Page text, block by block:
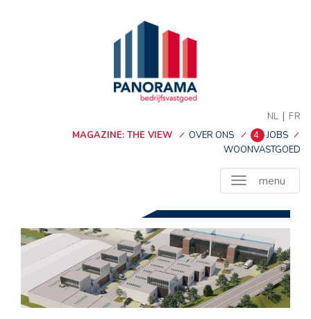
NL | FR
MAGAZINE: THE VIEW
OVER ONS 4 JOBS
WOONVASTGOED
menu